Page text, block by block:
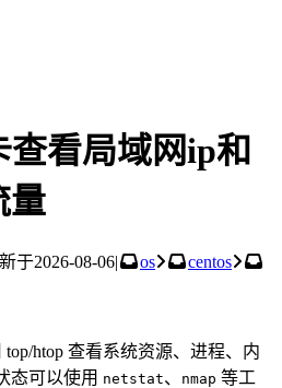
看局域网ip和
量
于2026-08-06| os
centos
htop 查看系统资源、进程、内
态可以使用 netstat、 nmap 等工